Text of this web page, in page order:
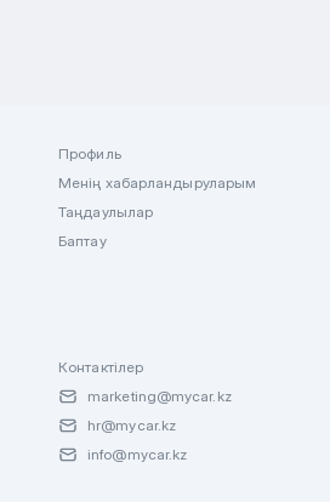
Профиль
Менің хабарландыруларым
Таңдаулылар
Баптау
Контактілер
marketing@mycar.kz
hr@mycar.kz
info@mycar.kz